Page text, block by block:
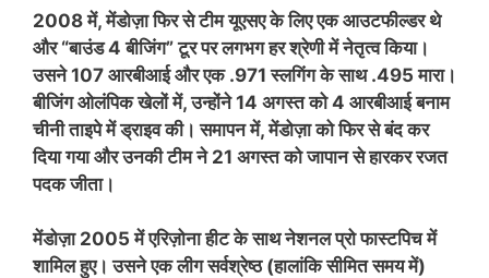
2008 में, मेंडोज़ा फिर से टीम यूएसए के लिए एक आउटफील्डर थे
और “बाउंड 4 बीजिंग” टूर पर लगभग हर श्रेणी में नेतृत्व किया।
उसने 107 आरबीआई और एक .971 स्लगिंग के साथ .495 मारा।
बीजिंग ओलंपिक खेलों में, उन्होंने 14 अगस्त को 4 आरबीआई बनाम
चीनी ताइपे में ड्राइव की। समापन में, मेंडोज़ा को फिर से बंद कर
दिया गया और उनकी टीम ने 21 अगस्त को जापान से हारकर रजत
पदक जीता।
मेंडोज़ा 2005 में एरिज़ोना हीट के साथ नेशनल प्रो फास्टपिच में
शामिल हुए। उसने एक लीग सर्वश्रेष्ठ (हालांकि सीमित समय में)